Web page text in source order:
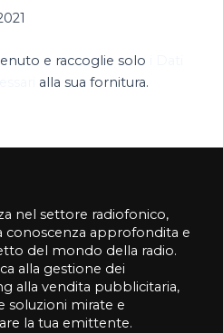
e raccoglie solo
alla sua fornitura.
nel settore radiofonico,
conoscenza approfondita e
del mondo della radio.
alla gestione dei
alla vendita pubblicitaria,
soluzioni mirate e
la tua emittente.